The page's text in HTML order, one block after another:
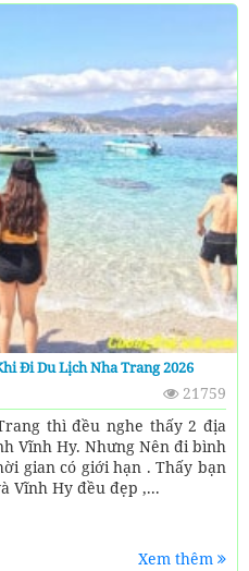
Đi Du Lịch Nha Trang 2026
21759
thì đều nghe thấy 2 địa
Vĩnh Hy. Nhưng Nên đi bình
gian có giới hạn . Thấy bạn
Vĩnh Hy đều đẹp ,...
Xem thêm